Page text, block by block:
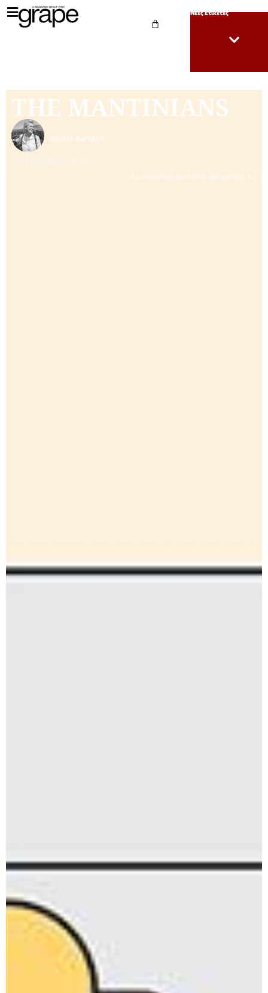
Νέες Ετικέτες
THE MANTINIANS
30 Σεπτεμβρίου, 2024
ΘΆΛΕΙΑ ΚΑΡΤΆΛΗ
ILLUSTRATION ΦΙΛΙΠΠΟΣ ΑΒΡΑΜΙΔΗΣ, Κ2